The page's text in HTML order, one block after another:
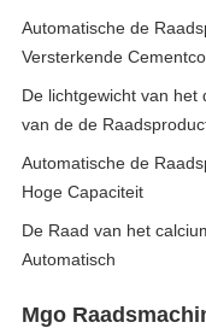
Automatische de
Versterkende
De lichtgewicht van het
van de de
Automatische de
Hoge Capaciteit
De Raad van het
Automatisch
Mgo